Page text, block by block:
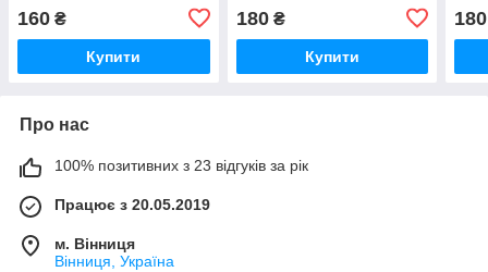
160 ₴
Купити
180₴
Купити
180
Про нас
100% позитивних з 23 відгуків за рік
Працює з 20.05.2019
м. Вінниця
Вінниця, Україна